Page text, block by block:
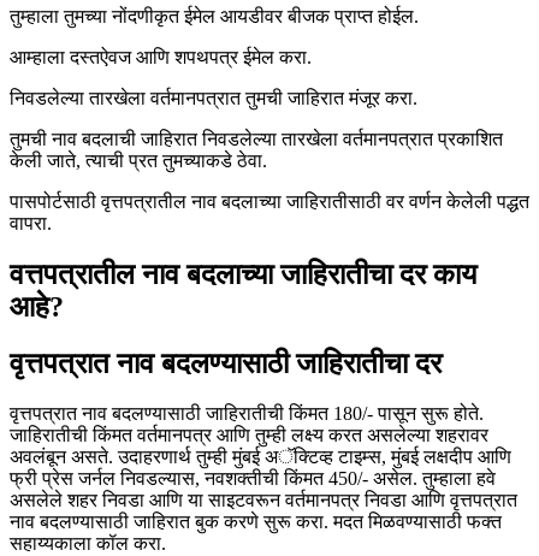
तुम्हाला तुमच्या नोंदणीकृत ईमेल आयडीवर बीजक प्राप्त होईल.
आम्हाला दस्तऐवज आणि शपथपत्र ईमेल करा.
निवडलेल्या तारखेला वर्तमानपत्रात तुमची जाहिरात मंजूर करा.
तुमची नाव बदलाची जाहिरात निवडलेल्या तारखेला वर्तमानपत्रात प्रकाशित
केली जाते, त्याची प्रत तुमच्याकडे ठेवा.
पासपोर्टसाठी वृत्तपत्रातील नाव बदलाच्या जाहिरातीसाठी वर वर्णन केलेली पद्धत
वापरा.
वत्तपत्रातील नाव बदलाच्या जाहिरातीचा दर काय
आहे?
वृत्तपत्रात नाव बदलण्यासाठी जाहिरातीचा दर
वृत्तपत्रात नाव बदलण्यासाठी जाहिरातीची किंमत 180/- पासून सुरू होते.
जाहिरातीची किंमत वर्तमानपत्र आणि तुम्ही लक्ष्य करत असलेल्या शहरावर
अवलंबून असते. उदाहरणार्थ तुम्ही मुंबई अॅक्टिव्ह टाइम्स, मुंबई लक्षदीप आणि
फ्री प्रेस जर्नल निवडल्यास, नवशक्तीची किंमत 450/- असेल. तुम्हाला हवे
असलेले शहर निवडा आणि या साइटवरून वर्तमानपत्र निवडा आणि वृत्तपत्रात
नाव बदलण्यासाठी जाहिरात बुक करणे सुरू करा. मदत मिळवण्यासाठी फक्त
सहाय्यकाला कॉल करा.